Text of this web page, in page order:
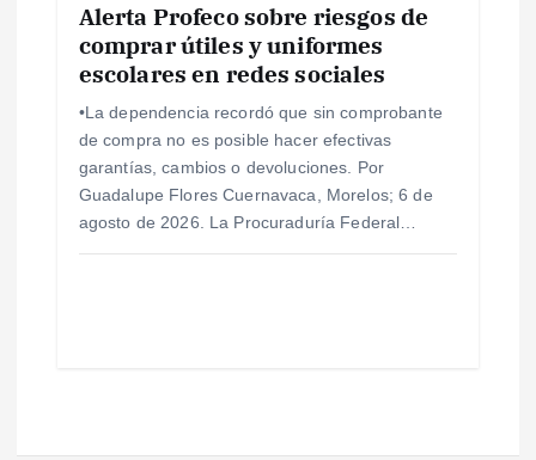
Alerta Profeco sobre riesgos de
comprar útiles y uniformes
escolares en redes sociales
•La dependencia recordó que sin comprobante
de compra no es posible hacer efectivas
garantías, cambios o devoluciones. Por
Guadalupe Flores Cuernavaca, Morelos; 6 de
agosto de 2026. La Procuraduría Federal…